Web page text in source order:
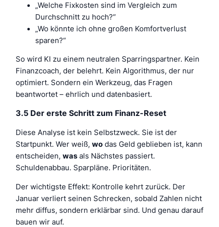
„Welche Fixkosten sind im Vergleich zum
Durchschnitt zu hoch?“
„Wo könnte ich ohne großen Komfortverlust
sparen?“
So wird KI zu einem neutralen Sparringspartner. Kein
Finanzcoach, der belehrt. Kein Algorithmus, der nur
optimiert. Sondern ein Werkzeug, das Fragen
beantwortet – ehrlich und datenbasiert.
3.5 Der erste Schritt zum Finanz-Reset
Diese Analyse ist kein Selbstzweck. Sie ist der
Startpunkt. Wer weiß, wo das Geld geblieben ist, kann
entscheiden, was als Nächstes passiert.
Schuldenabbau. Sparpläne. Prioritäten.
Der wichtigste Effekt: Kontrolle kehrt zurück. Der
Januar verliert seinen Schrecken, sobald Zahlen nicht
mehr diffus, sondern erklärbar sind. Und genau darauf
bauen wir auf.